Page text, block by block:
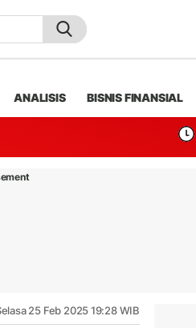
ANALISIS BISNIS FINANSIAL
25 Feb 2025 19:28 WIB